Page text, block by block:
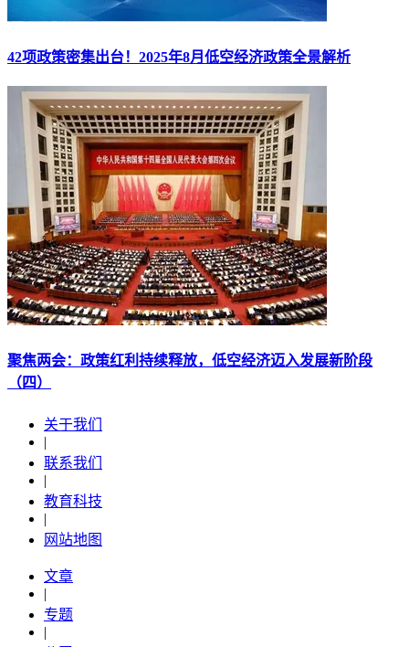
42项政策密集出台！2025年8月低空经济政策全景解析
聚焦两会：政策红利持续释放，低空经济迈入发展新阶段
（四）
关于我们
|
联系我们
|
教育科技
|
网站地图
文章
|
专题
|